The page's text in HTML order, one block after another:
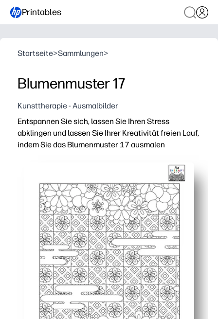
Printables
Startseite>Sammlungen>
Blumenmuster 17
Kunsttherapie - Ausmalbilder
Entspannen Sie sich, lassen Sie Ihren Stress
abklingen und lassen Sie Ihrer Kreativität freien Lauf,
indem Sie das Blumenmuster 17 ausmalen
Print-and-Go — keine Vorbereitung, wenn du zu
Genießen Sie eine beruhigende Aktivität ohne
Stärken Sie in jedem Abschnitt die Feinmotorik, die
Verwenden Sie es für Frühaufsteher, Denkpausen